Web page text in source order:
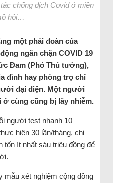
chống dịch Covid ở miền
hôi…
một phái đoàn của
ngăn chặn COVID 19
Đam (Phó Thủ tướng),
đình hay phòng trọ chỉ
đại diện. Một người
cùng cũng bị lây nhiễm.
người test nhanh 10
hiện 30 lần/tháng, chi
tốn ít nhất sáu triệu đồng để
mẫu xét nghiệm cộng đồng